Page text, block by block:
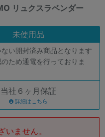
リュクスラベンダー
未使用品
い開封済み商品となります
ため通電を行っておりま
当社６ヶ月保証
詳細はこちら
ません。
り替える